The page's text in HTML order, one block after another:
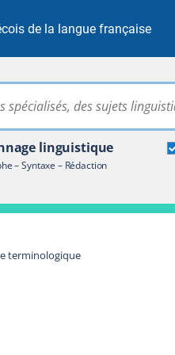
de la langue française
linguistique
– Syntaxe – Rédaction
terminologique
terminologique